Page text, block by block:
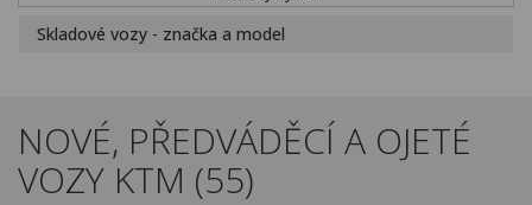
Novinky
Kontakty
Skladové vozy - značka a model
NOVÉ, PŘEDVÁDĚCÍ A OJETÉ
VOZY KTM (55)